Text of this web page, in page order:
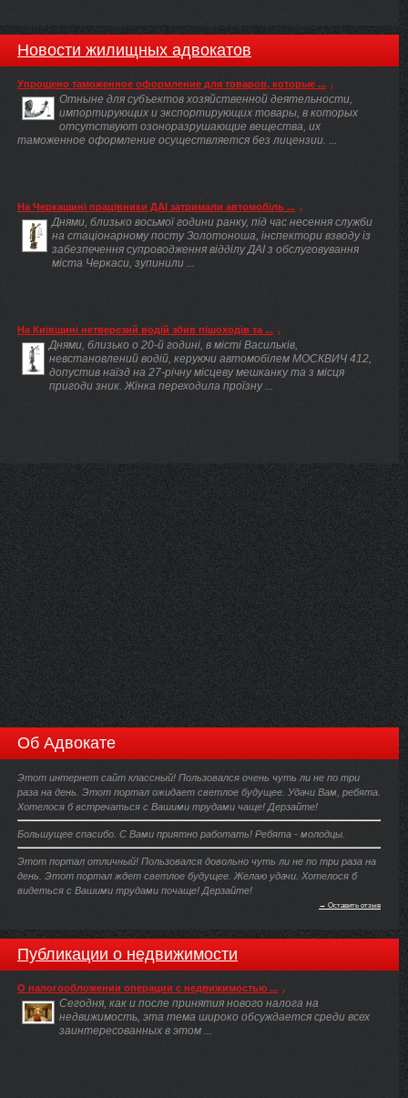
Новости жилищных адвокатов
Упрощено таможенное оформление для товаров, которые ...
Отныне для субъектов хозяйственной деятельности,
импортирующих и экспортирующих товары, в которых
отсутствуют озоноразрушающие вещества, их
таможенное оформление осуществляется без лицензии. ...
На Черкащині працівники ДАІ затримали автомобіль ...
Днями, близько восьмої години ранку, під час несення служби
на стаціонарному посту Золотоноша, інспектори взводу із
забезпечення супроводження відділу ДАІ з обслуговування
міста Черкаси, зупинили ...
На Київщині нетверезий водій збив пішоходів та ...
Днями, близько о 20-й годині, в місті Васильків,
невстановлений водій, керуючи автомобілем МОСКВИЧ 412,
допустив наїзд на 27-річну місцеву мешканку та з місця
пригоди зник. Жінка переходила проїзну ...
Об Адвокате
Этот интернет сайт классный! Пользовался очень чуть ли не по три
раза на день. Этот портал ожидает светлое будущее. Удачи Вам, ребята.
Хотелося б встречаться с Вашими трудами чаще! Дерзайте!
Большущее спасибо. С Вами приятно работать! Ребята - молодцы.
Этот портал отличный! Пользовался довольно чуть ли не по три раза на
день. Этот портал ждет светлое будущее. Желаю удачи. Хотелося б
видеться с Вашими трудами почаще! Дерзайте!
→ Оставить отзыв
Публикации о недвижимости
О налогообложении операции с недвижимостью ...
Сегодня, как и после принятия нового налога на
недвижимость, эта тема широко обсуждается среди всех
заинтересованных в этом ...